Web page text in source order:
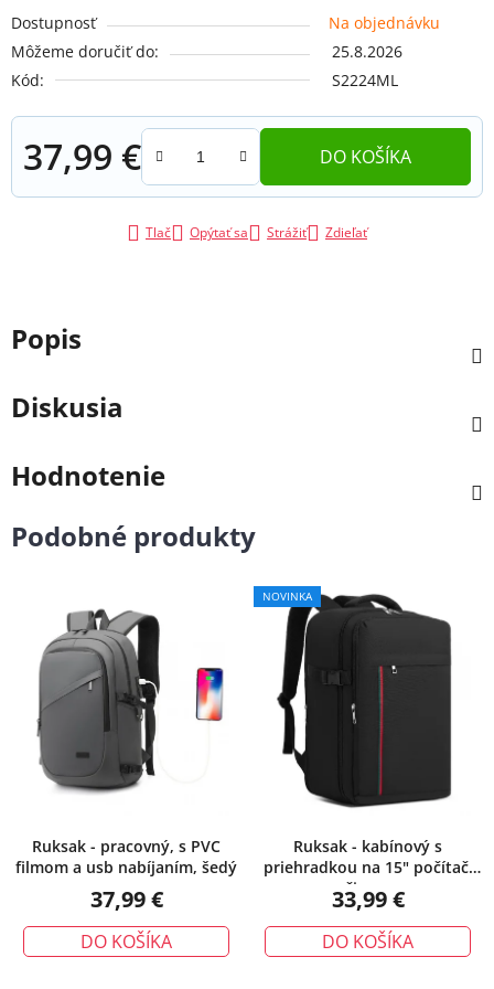
Dostupnosť
Na objednávku
Môžeme doručiť do:
25.8.2026
Kód:
S2224ML
37,99 €
Jednotková cena:
DO KOŠÍKA
Tlač Opýtať sa Strážiť Zdieľať
Popis
Diskusia
Hodnotenie
Podobné produkty
Ruksak - pracovný, s PVC
filmom a usb nabíjaním, šedý
37,99 €
DO KOŠÍKA
NOVINKA
Ruksak - kabínový s
priehradkou na 15" počítač,
čierny
33,99 €
DO KOŠÍKA